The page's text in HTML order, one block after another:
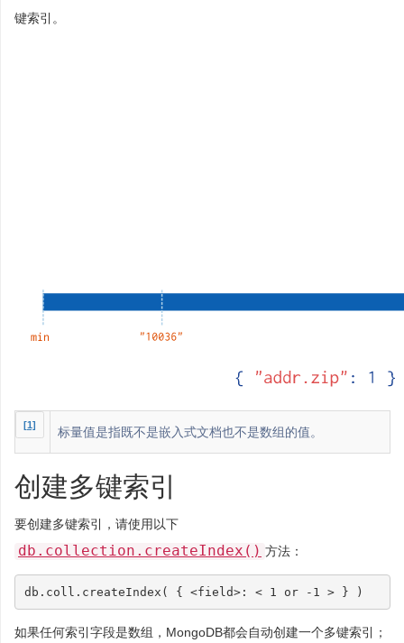
键索引。
[1] 标量值是指既不是嵌入式文档也不是数组的值。
创建多键索引
要创建多键索引，请使用以下
db.collection.createIndex() 方法：
db . coll . createIndex ( { <field>: < 1 or - 1 > } )
如果任何索引字段是数组，MongoDB都会自动创建一个多键索引；